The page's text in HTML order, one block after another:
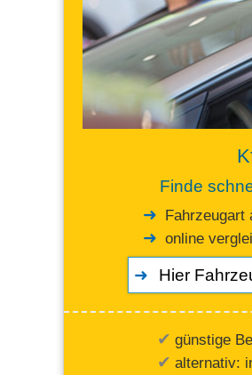
Finde
Fahrzeugart
online
günstige
alternativ: